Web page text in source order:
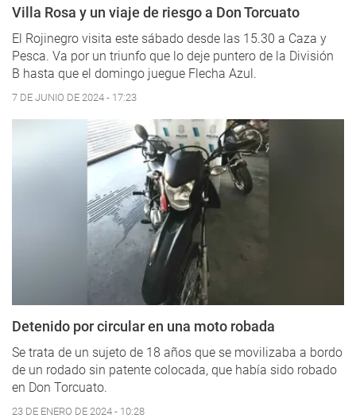
Villa Rosa y un viaje de riesgo a Don Torcuato
El Rojinegro visita este sábado desde las 15.30 a Caza y
Pesca. Va por un triunfo que lo deje puntero de la División
B hasta que el domingo juegue Flecha Azul.
7 DE JUNIO DE 2024 - 17:23
Detenido por circular en una moto robada
Se trata de un sujeto de 18 años que se movilizaba a bordo
de un rodado sin patente colocada, que había sido robado
en Don Torcuato.
23 DE ENERO DE 2024 - 10:28